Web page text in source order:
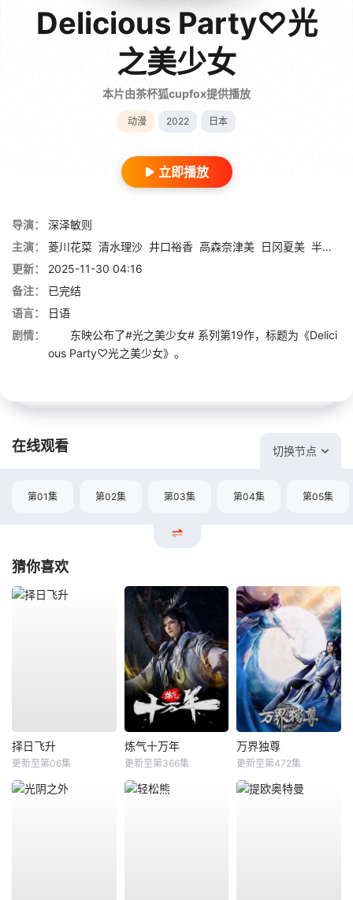
Delicious Party♡光
之美少女
本片由茶杯狐cupfox提供播放
动漫 2022 日本
立即播放
导演：
深泽敏则
主演：
菱川花菜 清水理沙 井口裕香 高森奈津美 日冈夏美 半场友惠
更新：
2025-11-30 04:16
备注：
已完结
语言：
日语
剧情：
东映公布了#光之美少女# 系列第19作，标题为《Delici
ous Party♡光之美少女》。
在线观看 切换节点
第01集 第02集 第03集 第04集 第05集
猜你喜欢
择日飞升
更新至第06集
炼气十万年
更新至第366集
万界独尊
更新至第472集